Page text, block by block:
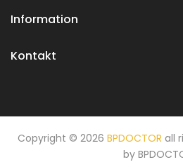
Information
Kontakt
Copyright © 2026 BPDOCTOR all
by